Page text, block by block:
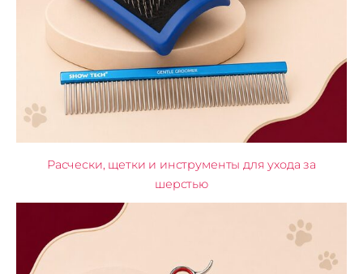
Расчески, щетки и инструменты для ухода за
шерстью